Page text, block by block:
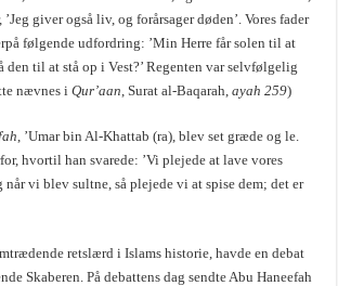
giver også liv, og forårsager døden’. Vores fader
følgende udfordring: ’Min Herre får solen til at
den til at stå op i Vest?’ Regenten var selvfølgelig
nævnes iQur’aan, Surat al-Baqarah,ayah 259)
, ’Umar bin Al-Khattab (ra), blev set græde og le.
hvortil han svarede: ’Vi plejede at lave vores
når vi blev sultne, så plejede vi at spise dem; det er
retslærd i Islams historie, havde en debat
Skaberen. På debattens dag sendte Abu Haneefah